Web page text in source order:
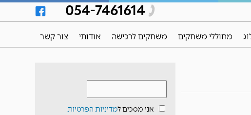
054-7461614
מחוללי משחקים משחקים לרכישה אודותי צור קשר
אני מסכים למדיניות הפרטיות